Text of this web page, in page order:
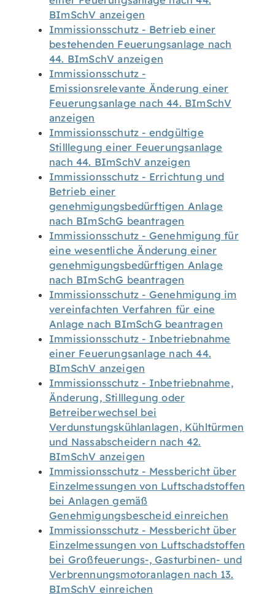
BImSchV anzeigen
Immissionsschutz - Betrieb einer
bestehenden Feuerungsanlage nach
44. BImSchV anzeigen
Immissionsschutz -
Emissionsrelevante Änderung einer
Feuerungsanlage nach 44. BImSchV
anzeigen
Immissionsschutz - endgültige
Stilllegung einer Feuerungsanlage
nach 44. BImSchV anzeigen
Immissionsschutz - Errichtung und
Betrieb einer
genehmigungsbedürftigen Anlage
nach BImSchG beantragen
Immissionsschutz - Genehmigung für
eine wesentliche Änderung einer
genehmigungsbedürftigen Anlage
nach BImSchG beantragen
Immissionsschutz - Genehmigung im
vereinfachten Verfahren für eine
Anlage nach BImSchG beantragen
Immissionsschutz - Inbetriebnahme
einer Feuerungsanlage nach 44.
BImSchV anzeigen
Immissionsschutz - Inbetriebnahme,
Änderung, Stilllegung oder
Betreiberwechsel bei
Verdunstungskühlanlagen, Kühltürmen
und Nassabscheidern nach 42.
BImSchV anzeigen
Immissionsschutz - Messbericht über
Einzelmessungen von Luftschadstoffen
bei Anlagen gemäß
Genehmigungsbescheid einreichen
Immissionsschutz - Messbericht über
Einzelmessungen von Luftschadstoffen
bei Großfeuerungs-, Gasturbinen- und
Verbrennungsmotoranlagen nach 13.
BImSchV einreichen